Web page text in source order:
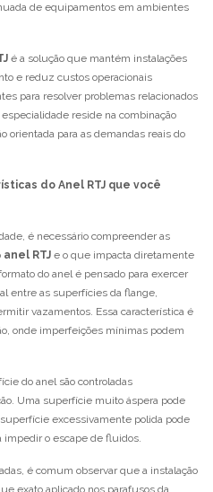
de equipamentos em ambientes
é a solução que mantém instalações
e reduz custos operacionais
para resolver problemas relacionados
reside na combinação
orientada para as demandas reais do
do Anel RTJ que você
é necessário compreender as
anel RTJ e o que impacta diretamente
do anel é pensado para exercer
entre as superfícies da flange,
vazamentos. Essa característica é
onde imperfeições mínimas podem
do anel são controladas
Uma superfície muito áspera pode
excessivamente polida pode
impedir o escape de fluidos.
é comum observar que a instalação
exato aplicado nos parafusos da